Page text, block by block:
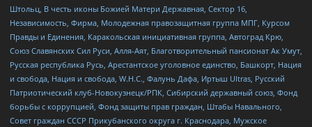
Штольц, В честь иконы Божией Матери Державная, Сектор 16,
Независимость, Фирма, Молодежная правозащитная группа МПГ, Курсом
Правды и Единения, Каракольская инициативная группа, Автоград Крю,
Союз Славянских Сил Руси, Алля-Аят, Благотворительный пансионат Ак Умут,
Русская республика Русь, Арестантское уголовное единство, Башкорт, Нация
и свобода, Нация и свобода, W.H.С., Фалунь Дафа, Иртыш Ultras, Русский
Патриотический клуб-Новокузнецк/РПК, Сибирский державный союз, Фонд
борьбы с коррупцией, Фонд защиты прав граждан, Штабы Навального,
Совет граждан СССР Прикубанского округа г. Краснодара, Мужское